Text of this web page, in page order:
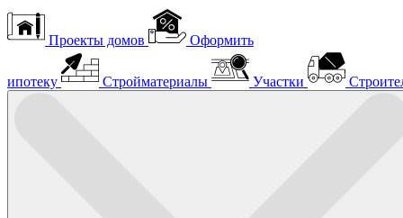
Проекты домов Оформить
ипотеку Стройматериалы Участки